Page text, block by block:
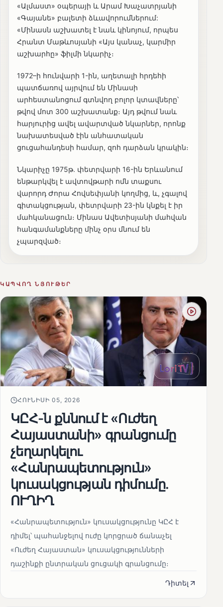
«Ալմաստ» օպերայի և Արամ Խաչատրյանի
«Գայանե» բալետի ձևավորումներում:
«Մինասն աշխատել է նաև կինոյում, որպես
Հրանտ Մաթևոսյանի «Այս կանաչ, կարմիր
աշխարհը» ֆիլմի նկարիչ։
1972–ի հունվարի 1-ին, աղետալի հրդեհի
պատճառով այրվում են Մինասի
արհեստանոցում գտնվող բոլոր կտավները՝
թվով մոտ 300 աշխատանք։ Այդ թվում նաև
հարյուրից ավել ավարտված նկարներ, որոնք
նախատեսված էին անհատական
ցուցահանդեսի համար, զոհ դարձան կրակին։
Նկարիչը 1975թ. փետրվարի 16-ին Երևանում
ենթարկվել է ավտովթարի ոմն տաքսու
վարորդ Ժորա Հովսեփյանի կողմից, և, չգալով
գիտակցության, փետրվարի 23-ին կնքել է իր
մահկանացուն։ Մինաս Ավետիսյանի մահվան
հանգամանքները մինչ օրս մնում են
չպարզված։
ԿԱՊՎՈՂ ՆՅՈՒԹԵՐ
ՀՈՒՆԻՍԻ 05, 2026
ԿԸՀ-ն քննում է «Ուժեղ
Հայաստանի» գրանցումը
չեղարկելու
«Հանրապետություն»
կուսակցության դիմումը.
ՈՒՂԻՂ
«Հանրապետություն» կուսակցությունը ԿԸՀ է
դիմել՝ պահանջելով ուժը կորցրած ճանաչել
«Ուժեղ Հայաստան» կուսակցությունների
դաշինքի ընտրական ցուցակի գրանցումը։
Դիտել